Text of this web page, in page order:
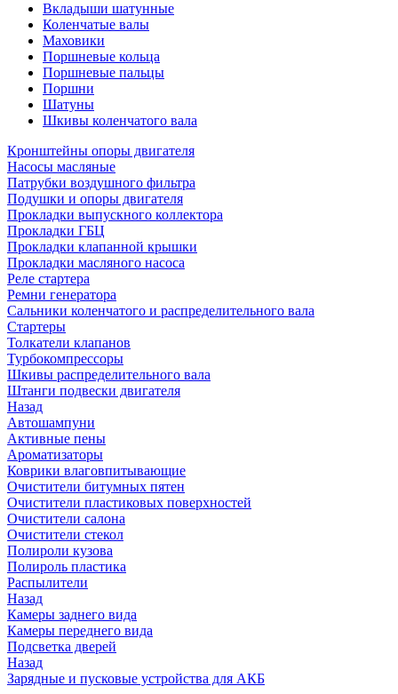
Вкладыши шатунные
Коленчатые валы
Маховики
Поршневые кольца
Поршневые пальцы
Поршни
Шатуны
Шкивы коленчатого вала
Кронштейны опоры двигателя
Насосы масляные
Патрубки воздушного фильтра
Подушки и опоры двигателя
Прокладки выпускного коллектора
Прокладки ГБЦ
Прокладки клапанной крышки
Прокладки масляного насоса
Реле стартера
Ремни генератора
Сальники коленчатого и распределительного вала
Стартеры
Толкатели клапанов
Турбокомпрессоры
Шкивы распределительного вала
Штанги подвески двигателя
Назад
Автошампуни
Активные пены
Ароматизаторы
Коврики влаговпитывающие
Очистители битумных пятен
Очистители пластиковых поверхностей
Очистители салона
Очистители стекол
Полироли кузова
Полироль пластика
Распылители
Назад
Камеры заднего вида
Камеры переднего вида
Подсветка дверей
Назад
Зарядные и пусковые устройства для АКБ